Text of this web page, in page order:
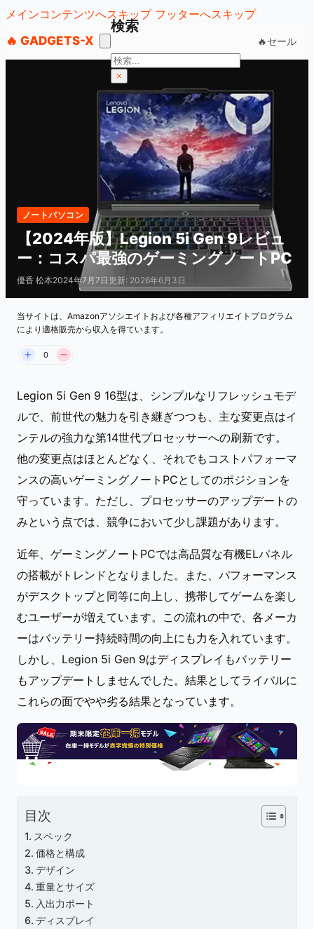
メインコンテンツへスキップ フッターへスキップ
🔥 GADGETS-X
🔥セール
検索
検
索×
Lenovo Legion 5i Gen 9 16
ノートパソコン
【2024年版】Legion 5i Gen 9レビュ
ー：コスパ最強のゲーミングノートPC
優香 松本2024年7月7日 更新: 2026年6月3日
当サイトは、Amazonアソシエイトおよび各種アフィリエイトプログラム
により適格販売から収入を得ています。
0
Legion 5i Gen 9 16型は、シンプルなリフレッシュモデ
ルで、前世代の魅力を引き継ぎつつも、主な変更点はイ
ンテルの強力な第14世代プロセッサーへの刷新です。
他の変更点はほとんどなく、それでもコストパフォーマ
ンスの高いゲーミングノートPCとしてのポジションを
守っています。ただし、プロセッサーのアップデートの
みという点では、競争において少し課題があります。
近年、ゲーミングノートPCでは高品質な有機ELパネル
の搭載がトレンドとなりました。また、パフォーマンス
がデスクトップと同等に向上し、携帯してゲームを楽し
むユーザーが増えています。この流れの中で、各メーカ
ーはバッテリー持続時間の向上にも力を入れています。
しかし、Legion 5i Gen 9はディスプレイもバッテリー
もアップデートしませんでした。結果としてライバルに
これらの面でやや劣る結果となっています。
目次
スペック
価格と構成
デザイン
重量とサイズ
入出力ポート
ディスプレイ